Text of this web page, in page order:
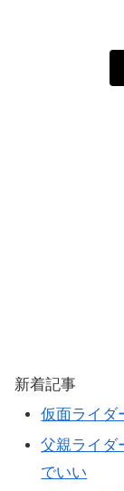
新着記事
仮面ライダ
父親ライダ
でいい